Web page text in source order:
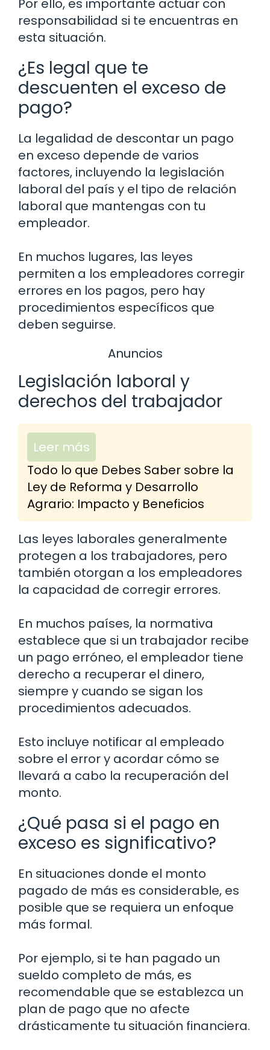
Por ello, es importante actuar con
responsabilidad si te encuentras en
esta situación.
¿Es legal que te
descuenten el exceso de
pago?
La legalidad de descontar un pago
en exceso depende de varios
factores, incluyendo la legislación
laboral del país y el tipo de relación
laboral que mantengas con tu
empleador.
En muchos lugares, las leyes
permiten a los empleadores corregir
errores en los pagos, pero hay
procedimientos específicos que
deben seguirse.
Anuncios
Legislación laboral y
derechos del trabajador
Leer más
Todo lo que Debes Saber sobre la
Ley de Reforma y Desarrollo
Agrario: Impacto y Beneficios
Las leyes laborales generalmente
protegen a los trabajadores, pero
también otorgan a los empleadores
la capacidad de corregir errores.
En muchos países, la normativa
establece que si un trabajador recibe
un pago erróneo, el empleador tiene
derecho a recuperar el dinero,
siempre y cuando se sigan los
procedimientos adecuados.
Esto incluye notificar al empleado
sobre el error y acordar cómo se
llevará a cabo la recuperación del
monto.
¿Qué pasa si el pago en
exceso es significativo?
En situaciones donde el monto
pagado de más es considerable, es
posible que se requiera un enfoque
más formal.
Por ejemplo, si te han pagado un
sueldo completo de más, es
recomendable que se establezca un
plan de pago que no afecte
drásticamente tu situación financiera.